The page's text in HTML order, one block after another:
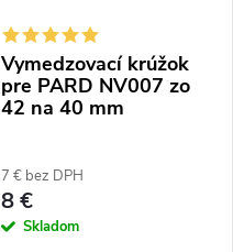
Vymedzovací krúžok
pre PARD NV007 zo
42 na 40 mm
7 € bez DPH
8 €
Skladom